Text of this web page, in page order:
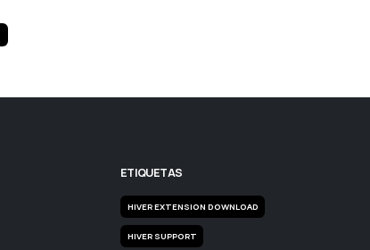
ETIQUETAS
HIVER EXTENSION DOWNLOAD
HIVER SUPPORT